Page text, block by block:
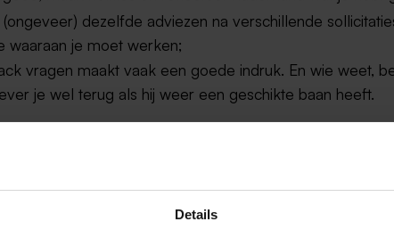
Details
(ongeveer) dezelfde adviezen na verschillende
waaraan je moet werken;
vragen maakt vaak een goede indruk. En wie weet,
je wel terug als hij weer een geschikte baan heeft.
jezelf. Vooruitgang gaat vooral om het maken van
telkens als je jezelf presenteert.